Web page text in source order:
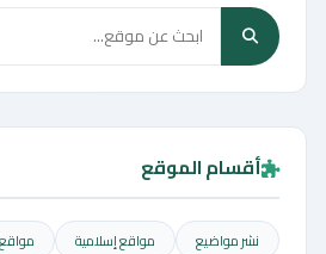
أقسام الموقع
نشر مواضيع مواقع إسلامية مواقع